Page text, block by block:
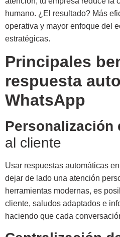
humano. ¿El resultado? Más
operativa y mayor enfoque del
estratégicas.
Principales
respuesta
WhatsApp
Personalización
al cliente
Usar respuestas automáticas
dejar de lado una atención
herramientas modernas, es
cliente, saludos adaptados e
haciendo que cada